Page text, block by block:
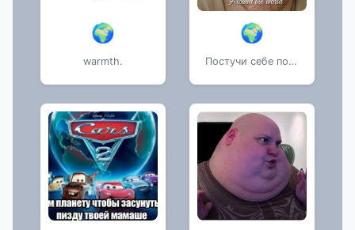
🌍
warmth.
🌍
Постучи себе по голове